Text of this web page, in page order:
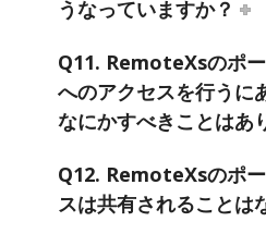
うなっていますか？
Q11. RemoteXsのポ
へのアクセスを行うに
なにかすべきことはあ
Q12. RemoteXsのポ
スは共有されることは